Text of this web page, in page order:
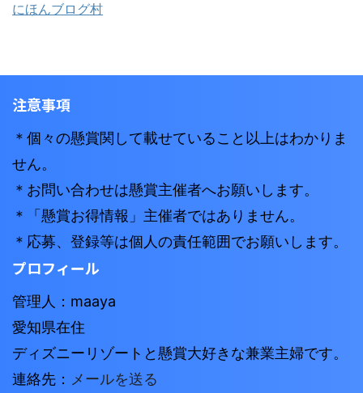
にほんブログ村
注意事項
＊個々の懸賞関して載せていること以上はわかりま
せん。
＊お問い合わせは懸賞主催者へお願いします。
＊「懸賞お得情報」主催者ではありません。
＊応募、登録等は個人の責任範囲でお願いします。
プロフィール
管理人：maaya
愛知県在住
ディズニーリゾートと懸賞大好きな兼業主婦です。
連絡先： メールを送る